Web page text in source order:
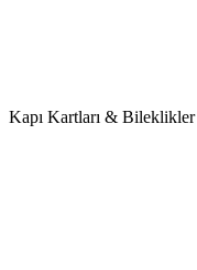
Kapı Kartları & Bileklikler